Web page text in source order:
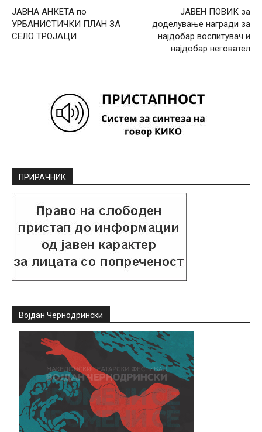
ЈАВНА АНКЕТА по
УРБАНИСТИЧКИ ПЛАН ЗА
СЕЛО ТРОЈАЦИ
ЈАВЕН ПОВИК за
доделување награди за
најдобар воспитувач и
најдобар неговател
ПРИРАЧНИК
Војдан Чернодрински